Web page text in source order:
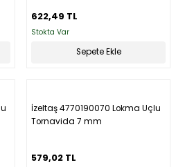
622,49 TL
Stokta Var
Sepete Ekle
İzeltaş 4770190070 Lokma Uçlu
Tornavida 7 mm
579,02 TL